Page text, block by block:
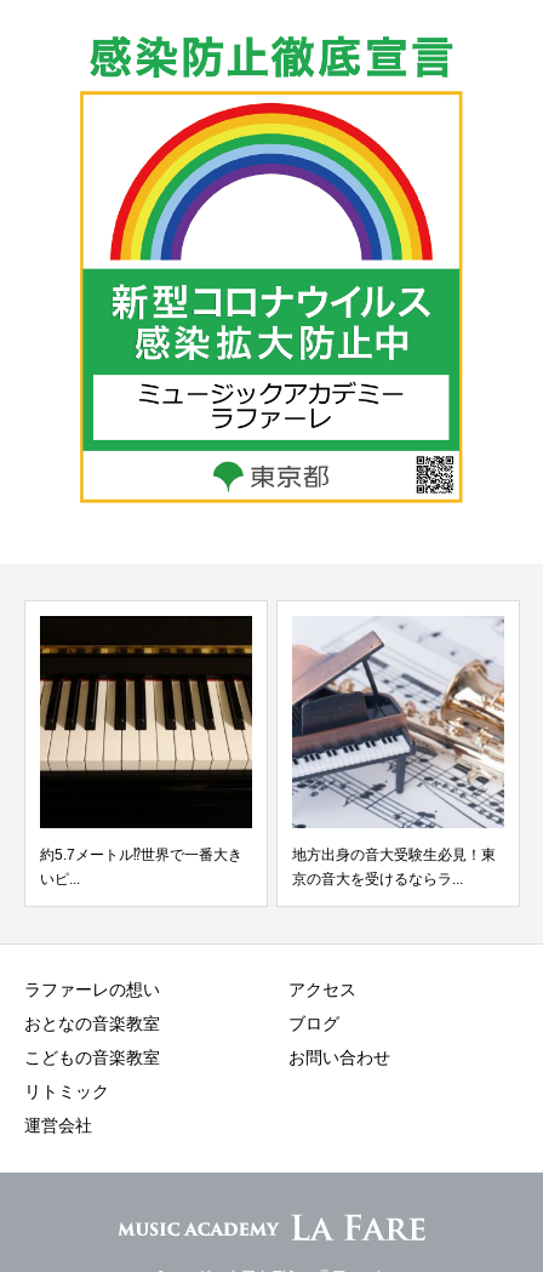
約5.7メートル⁉世界で一番大き
いピ...
地方出身の音大受験生必見！東
京の音大を受けるならラ...
ラファーレの想い
おとなの音楽教室
こどもの音楽教室
リトミック
運営会社
アクセス
ブログ
お問い合わせ